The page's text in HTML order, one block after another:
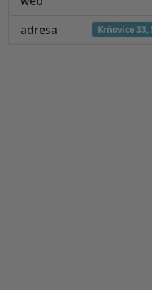
adresa Krňovice 33,